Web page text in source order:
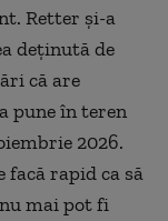
Retter și-a
deținută de
că are
pune în teren
2026.
facă rapid ca să
mai pot fi